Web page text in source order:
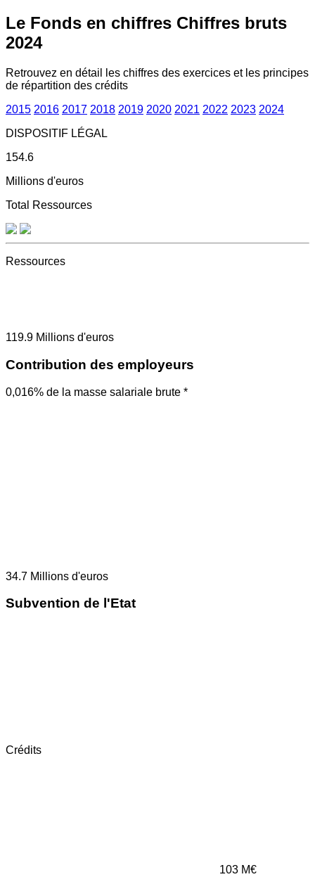
Le Fonds en chiffres Chiffres bruts
2024
Retrouvez en détail les chiffres des exercices et les principes
de répartition des crédits
2015 2016 2017 2018 2019 2020 2021 2022 2023 2024
DISPOSITIF LÉGAL
154.6
Millions d'euros
Total Ressources
Ressources
119.9 Millions d'euros
Contribution des employeurs
0,016% de la masse salariale brute *
34.7 Millions d'euros
Subvention de l'Etat
Crédits
103 M€